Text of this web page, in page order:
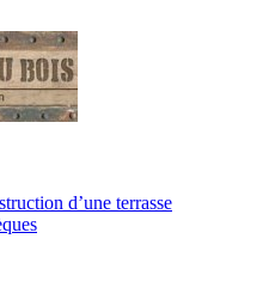
d’une terrasse